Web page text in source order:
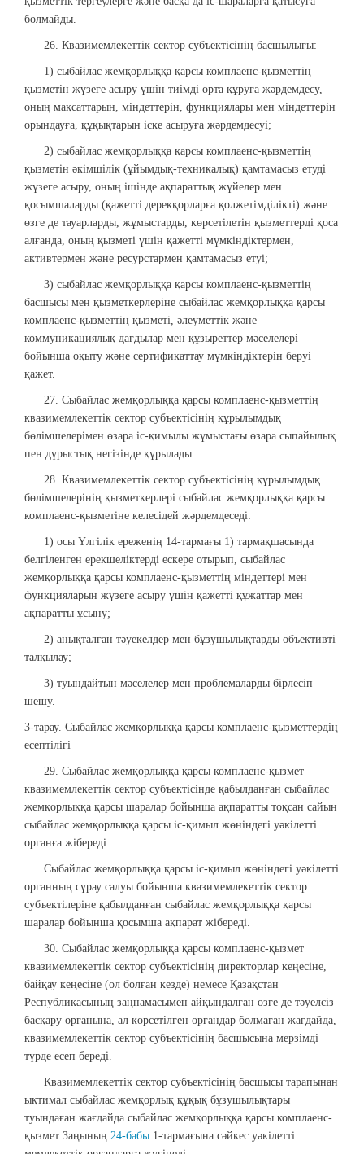
болмайды.
26. Квазимемлекеттік сектор субъектісінің басшылығы:
1) сыбайлас жемқорлыққа қарсы комплаенс-қызметтің
қызметін жүзеге асыру үшін тиімді орта құруға жәрдемдесу,
оның мақсаттарын, міндеттерін, функциялары мен міндеттерін
орындауға, құқықтарын іске асыруға жәрдемдесуі;
2) сыбайлас жемқорлыққа қарсы комплаенс-қызметтің
қызметін әкімшілік (ұйымдық-техникалық) қамтамасыз етуді
жүзеге асыру, оның ішінде ақпараттық жүйелер мен
қосымшаларды (қажетті дерекқорларға қолжетімділікті) және
өзге де тауарларды, жұмыстарды, көрсетілетін қызметтерді қоса
алғанда, оның қызметі үшін қажетті мүмкіндіктермен,
активтермен және ресурстармен қамтамасыз етуі;
3) сыбайлас жемқорлыққа қарсы комплаенс-қызметтің
басшысы мен қызметкерлеріне сыбайлас жемқорлыққа қарсы
комплаенс-қызметтің қызметі, әлеуметтік және
коммуникациялық дағдылар мен құзыреттер мәселелері
бойынша оқыту және сертификаттау мүмкіндіктерін беруі
қажет.
27. Сыбайлас жемқорлыққа қарсы комплаенс-қызметтің
квазимемлекеттік сектор субъектісінің құрылымдық
бөлімшелерімен өзара іс-қимылы жұмыстағы өзара сыпайылық
пен дұрыстық негізінде құрылады.
28. Квазимемлекеттік сектор субъектісінің құрылымдық
бөлімшелерінің қызметкерлері сыбайлас жемқорлыққа қарсы
комплаенс-қызметіне келесідей жәрдемдеседі:
1) осы Үлгілік ереженің 14-тармағы 1) тармақшасында
белгіленген ерекшеліктерді ескере отырып, сыбайлас
жемқорлыққа қарсы комплаенс-қызметтің міндеттері мен
функцияларын жүзеге асыру үшін қажетті құжаттар мен
ақпаратты ұсыну;
2) анықталған тәуекелдер мен бұзушылықтарды объективті
талқылау;
3) туындайтын мәселелер мен проблемаларды бірлесіп
шешу.
3-тарау. Сыбайлас жемқорлыққа қарсы комплаенс-қызметтердің
есептілігі
29. Сыбайлас жемқорлыққа қарсы комплаенс-қызмет
квазимемлекеттік сектор субъектісінде қабылданған сыбайлас
жемқорлыққа қарсы шаралар бойынша ақпаратты тоқсан сайын
сыбайлас жемқорлыққа қарсы іс-қимыл жөніндегі уәкілетті
органға жібереді.
Сыбайлас жемқорлыққа қарсы іс-қимыл жөніндегі уәкілетті
органның сұрау салуы бойынша квазимемлекеттік сектор
субъектілеріне қабылданған сыбайлас жемқорлыққа қарсы
шаралар бойынша қосымша ақпарат жібереді.
30. Сыбайлас жемқорлыққа қарсы комплаенс-қызмет
квазимемлекеттік сектор субъектісінің директорлар кеңесіне,
байқау кеңесіне (ол болған кезде) немесе Қазақстан
Республикасының заңнамасымен айқындалған өзге де тәуелсіз
басқару органына, ал көрсетілген органдар болмаған жағдайда,
квазимемлекеттік сектор субъектісінің басшысына мерзімді
түрде есеп береді.
Квазимемлекеттік сектор субъектісінің басшысы тарапынан
ықтимал сыбайлас жемқорлық құқық бұзушылықтары
туындаған жағдайда сыбайлас жемқорлыққа қарсы комплаенс-
қызмет Заңының 24-бабы 1-тармағына сәйкес уәкілетті